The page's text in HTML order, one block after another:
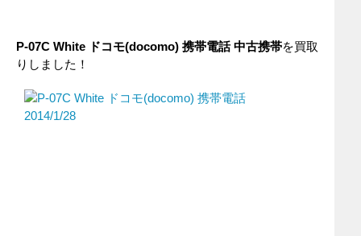
P-07C White ドコモ(docomo) 携帯電話中古携帯を買取
りしました！